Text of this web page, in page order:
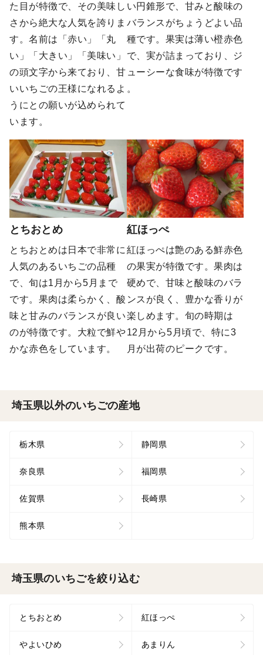
た目が特徴で、その美味し
さから絶大な人気を誇りま
す​。名前は「赤い」「丸
い」「大きい」「美味い」
の頭文字から来ており、甘
いいちごの王様になれるよ
うにとの願いが込められて
います。
い円錐形で、甘みと酸味の
バランスがちょうどよい品
種です。果実は薄い橙赤色
で、実が詰まっており、ジ
ューシーな食味が特徴です​​
。
とちおとめ
とちおとめは日本で非常に
人気のあるいちごの品種
で、旬は1月から5月まで
です。果肉は柔らかく、酸
味と甘みのバランスが良い
のが特徴です。大粒で鮮や
かな赤色をしています。
紅ほっぺ
紅ほっぺは艶のある鮮赤色
の果実が特徴です。果肉は
硬めで、甘味と酸味のバラ
ンスが良く、豊かな香りが
楽しめます。旬の時期は
12月から5月頃で、特に3
月が出荷のピークです​。
埼玉県以外のいちごの産地
栃木県 静岡県
奈良県 福岡県
佐賀県 長崎県
熊本県
埼玉県のいちごを絞り込む
とちおとめ 紅ほっぺ
やよいひめ あまりん